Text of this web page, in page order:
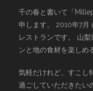
千の春と書いて「
申します。 2010年7月
レストランです。 山
ンと地の食材を楽しめ
気軽だけれど、すこし
過ごしていただきたい